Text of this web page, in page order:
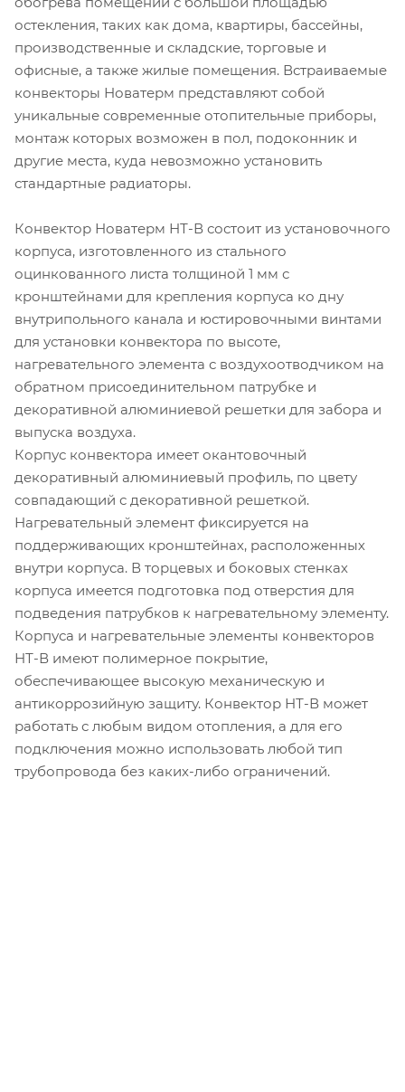
остекления, таких как дома, квартиры, бассейны,
производственные и складские, торговые и
офисные, а также жилые помещения. Встраиваемые
конвекторы Новатерм представляют собой
уникальные современные отопительные приборы,
монтаж которых возможен в пол, подоконник и
другие места, куда невозможно установить
стандартные радиаторы.
Конвектор Новатерм НТ-В состоит из установочного
корпуса, изготовленного из стального
оцинкованного листа толщиной 1 мм с
кронштейнами для крепления корпуса ко дну
внутрипольного канала и юстировочными винтами
для установки конвектора по высоте,
нагревательного элемента с воздухоотводчиком на
обратном присоединительном патрубке и
декоративной алюминиевой решетки для забора и
выпуска воздуха.
Корпус конвектора имеет окантовочный
декоративный алюминиевый профиль, по цвету
совпадающий с декоративной решеткой.
Нагревательный элемент фиксируется на
поддерживающих кронштейнах, расположенных
внутри корпуса. В торцевых и боковых стенках
корпуса имеется подготовка под отверстия для
подведения патрубков к нагревательному элементу.
Корпуса и нагревательные элементы конвекторов
НТ-В имеют полимерное покрытие,
обеспечивающее высокую механическую и
антикоррозийную защиту. Конвектор НТ-В может
работать с любым видом отопления, а для его
подключения можно использовать любой тип
трубопровода без каких-либо ограничений.